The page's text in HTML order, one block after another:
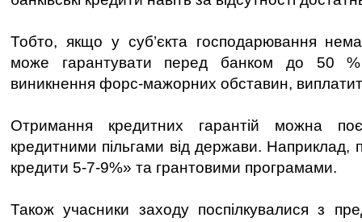
Тобто, якщо у суб’єкта господарювання
може гарантувати перед банком до 50
виникнення форс-мажорних обставин,
Отримання кредитних гарантій можна
кредитними пільгами від держави. Наприклад,
кредити 5-7-9%» та грантовими програмами.
Також учасники заходу поспілкувалися з